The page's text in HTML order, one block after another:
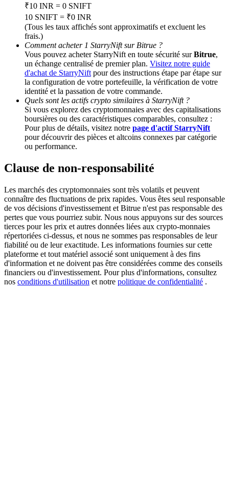
BTC Welcome Rewards
Deposit & Trade BTC to Share 25000 USDT prize pool!
Deposit CASHCAT & Win
Share 500000 CASHCAT prize pool
Exclusive for BitMart Users
Register & Trade to Win 500,000 USDT
Precious Metals Trading Carnival
Trade Gold & Silver · 33,333 USDT Bonus
₹10 INR = 0 SNIFT
10 SNIFT = ₹0 INR
(Tous les taux affichés sont approximatifs et excluent les
frais.)
Comment acheter 1 StarryNift sur Bitrue ?
Vous pouvez acheter StarryNift en toute sécurité surBitrue,
un échange centralisé de premier plan. Visitez notre guide
d'achat de StarryNift pour des instructions étape par étape sur
la configuration de votre portefeuille, la vérification de votre
identité et la passation de votre commande.
Quels sont les actifs crypto similaires à StarryNift ?
Si vous explorez des cryptomonnaies avec des capitalisations
boursières ou des caractéristiques comparables, consultez :
Pour plus de détails, visitez notre page d'actif StarryNift
pour découvrir des pièces et altcoins connexes par catégorie
ou performance.
Clause de non-responsabilité
Les marchés des cryptomonnaies sont très volatils et peuvent
connaître des fluctuations de prix rapides. Vous êtes seul responsable
de vos décisions d'investissement et Bitrue n'est pas responsable des
pertes que vous pourriez subir. Nous nous appuyons sur des sources
tierces pour les prix et autres données liées aux crypto-monnaies
répertoriées ci-dessus, et nous ne sommes pas responsables de leur
fiabilité ou de leur exactitude. Les informations fournies sur cette
plateforme et tout matériel associé sont uniquement à des fins
d'information et ne doivent pas être considérées comme des conseils
financiers ou d'investissement. Pour plus d'informations, consultez
nos conditions d'utilisation et notre politique de confidentialité .